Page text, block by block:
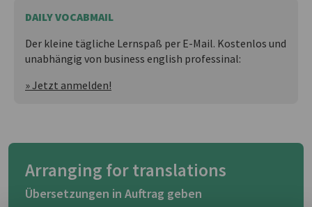
DAILY VOCABMAIL
Der kleine tägliche Lernspaß per E-Mail. Kostenlos und
unabhängig von business english professinal:
» Jetzt anmelden!
Arranging for translations
Übersetzungen in Auftrag geben